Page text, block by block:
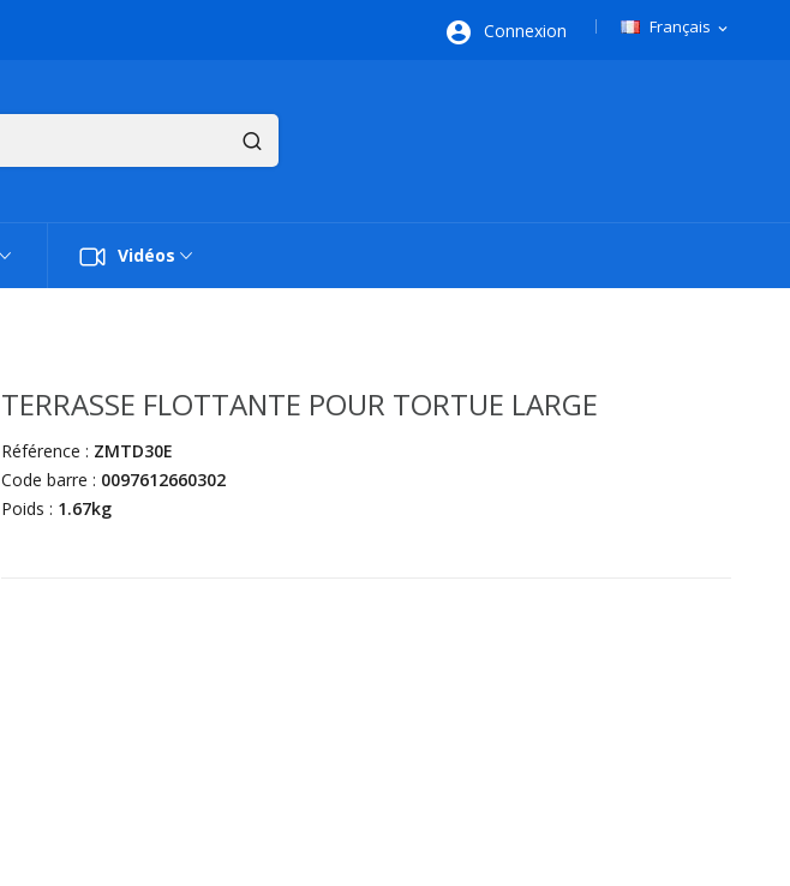
Français expand_more
 Connexion
Vidéos
TERRASSE FLOTTANTE POUR TORTUE LARGE
Référence : ZMTD30E
Code barre : 0097612660302
Poids : 1.67kg